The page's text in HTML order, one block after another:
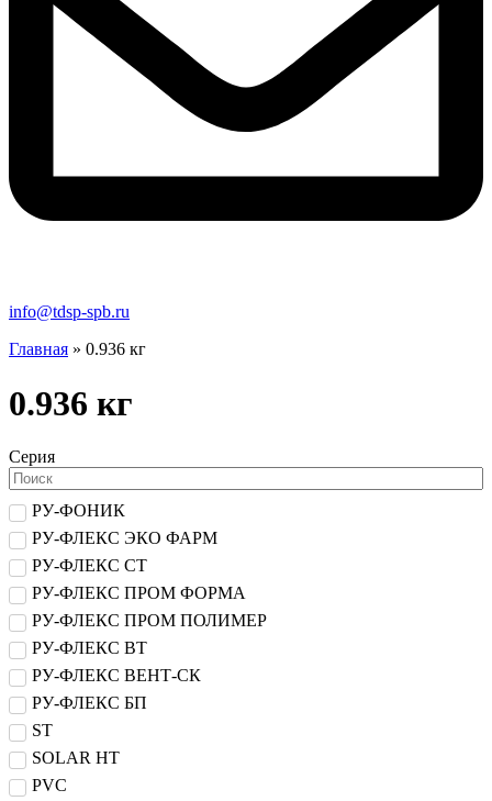
info@tdsp-spb.ru
Главная » 0.936 кг
0.936 кг
Серия
РУ-ФОНИК
РУ-ФЛЕКС ЭКО ФАРМ
РУ-ФЛЕКС СТ
РУ-ФЛЕКС ПРОМ ФОРМА
РУ-ФЛЕКС ПРОМ ПОЛИМЕР
РУ-ФЛЕКС ВТ
РУ-ФЛЕКС ВЕНТ-СК
РУ-ФЛЕКС БП
ST
SOLAR HT
PVC